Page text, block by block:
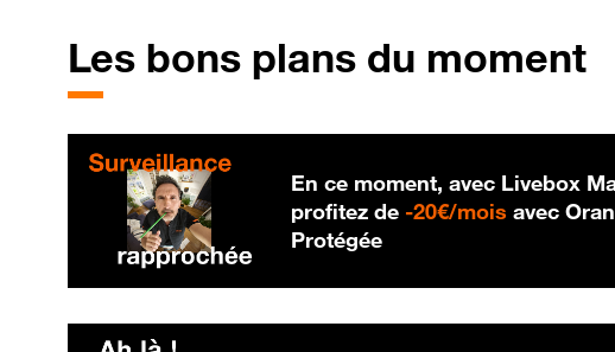
Les bons plans du moment
En ce moment, avec Livebox
profitez de -20€/mois 20 € par
avec
Protégée